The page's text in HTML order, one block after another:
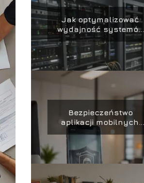
Jak optymalizować
wydajność systemów
IT w firmie
Bezpieczeństwo
aplikacji mobilnych:
Najlepsze praktyki i
narzędzia